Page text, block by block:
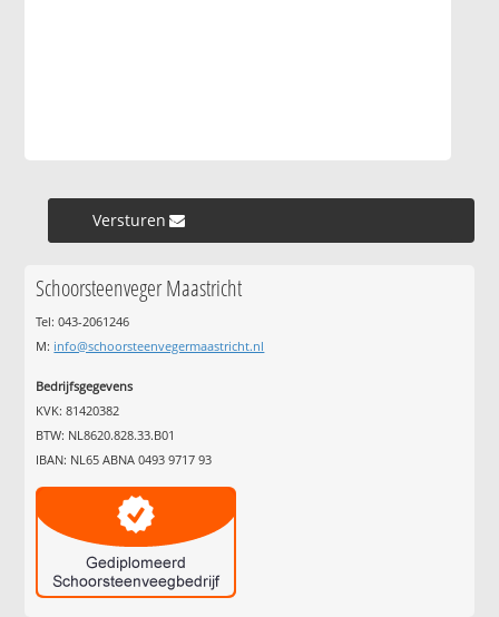
Versturen »
Schoorsteenveger Maastricht
Tel: 043-2061246
M: info@schoorsteenvegermaastricht.nl
Bedrijfsgegevens
KVK: 81420382
BTW: NL8620.828.33.B01
IBAN: NL65 ABNA 0493 9717 93